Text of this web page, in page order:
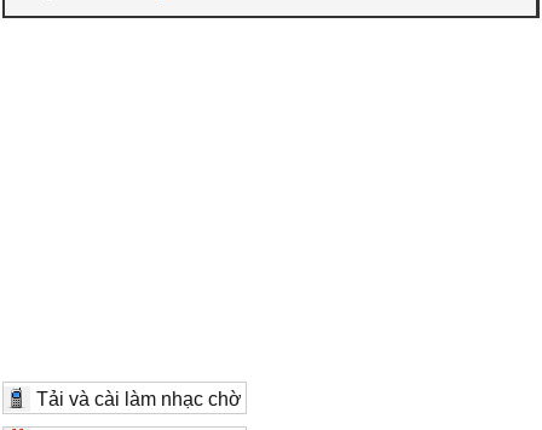
Tải và cài làm nhạc chờ